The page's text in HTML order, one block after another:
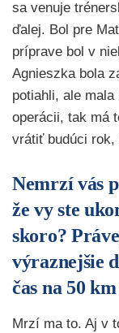
sa venuje
ďalej. Bol pre
príprave bol v
Agnieszka bola
potiahli, ale
operácii, tak má
vrátiť budúci rok,
Nemrzí vás
že vy ste
skoro?
výraznejšie
čas na 50
Mrzí ma to. Aj v